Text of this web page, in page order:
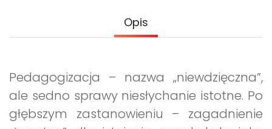
Opis
Pedagogizacja – nazwa „niewdzięczna”,
ale sedno sprawy niesłychanie istotne. Po
głębszym zastanowieniu – zagadnienie